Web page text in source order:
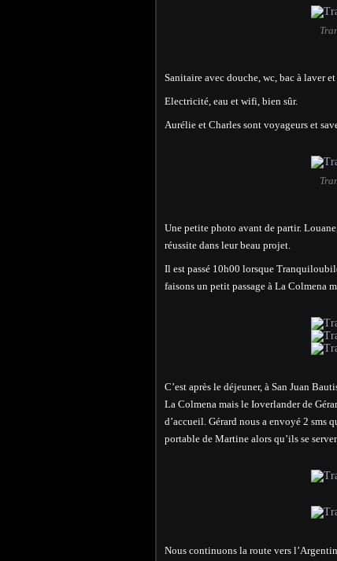
Sanitaire avec douche, wc, bac à laver
Electricité, eau et wifi, bien sûr.
Aurélie et Charles sont voyageurs et
Une petite photo avant de partir.
réussite dans leur beau projet.
Il est passé 10h00 lorsque
faisons un petit passage à La Colmena
C’est après le déjeuner, à San Juan
La Colmena mais le Ioverlander de
d’accueil. Gérard nous a envoyé 2 sms
portable de Martine alors qu’ils se
Nous continuons la route vers